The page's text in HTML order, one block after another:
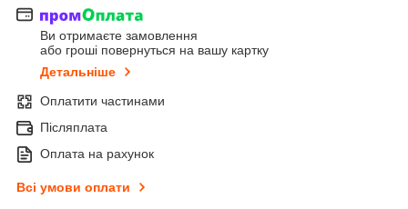
Ви отримаєте замовлення
або гроші повернуться на вашу картку
Детальніше
Оплатити частинами
Післяплата
Оплата на рахунок
Всі умови оплати